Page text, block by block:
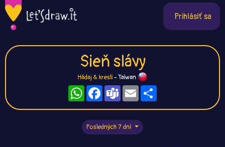
Prihlásiť sa
Sieň slávy
Hádaj & kresli- Taiwan
WhatsAppFacebook
TeamsEmail
Posledných 7 dní